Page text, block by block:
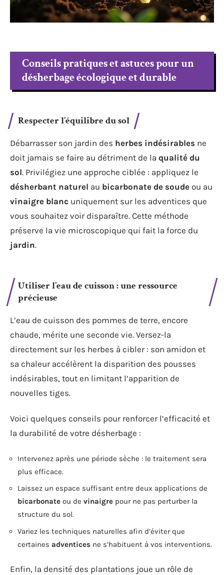
Conseils pratiques et astuces pour un
désherbage écologique et durable
Respecter l’équilibre dusol
Débarrasser son jardin des herbes indésirables ne
doit jamais se faire au détriment de la qualité du
sol. Privilégiez une approche ciblée : appliquez le
désherbant naturel au bicarbonate de soude ou au
vinaigre blanc uniquement sur les adventices que
vous souhaitez voir disparaître. Cette méthode
préserve la vie microscopique qui fait la force du
jardin.
Utiliser l’eau de cuisson: une ressource
précieuse
L’eau de cuisson des pommes de terre, encore
chaude, mérite une seconde vie. Versez-la
directement sur les herbes à cibler : son amidon et
sa chaleur accélèrent la disparition des pousses
indésirables, tout en limitant l’apparition de
nouvelles tiges.
Voici quelques conseils pour renforcer l’efficacité et
la durabilité de votre désherbage :
Intervenez après une période sèche : le traitement sera
plus efficace.
Laissez un espace suffisant entre deux applications de
bicarbonate ou de vinaigre pour ne pas perturber la
structure du sol.
Variez les techniques naturelles afin d’éviter que
certaines adventices ne s’habituent à vos interventions.
Enfin, la densité des plantations joue un rôle de